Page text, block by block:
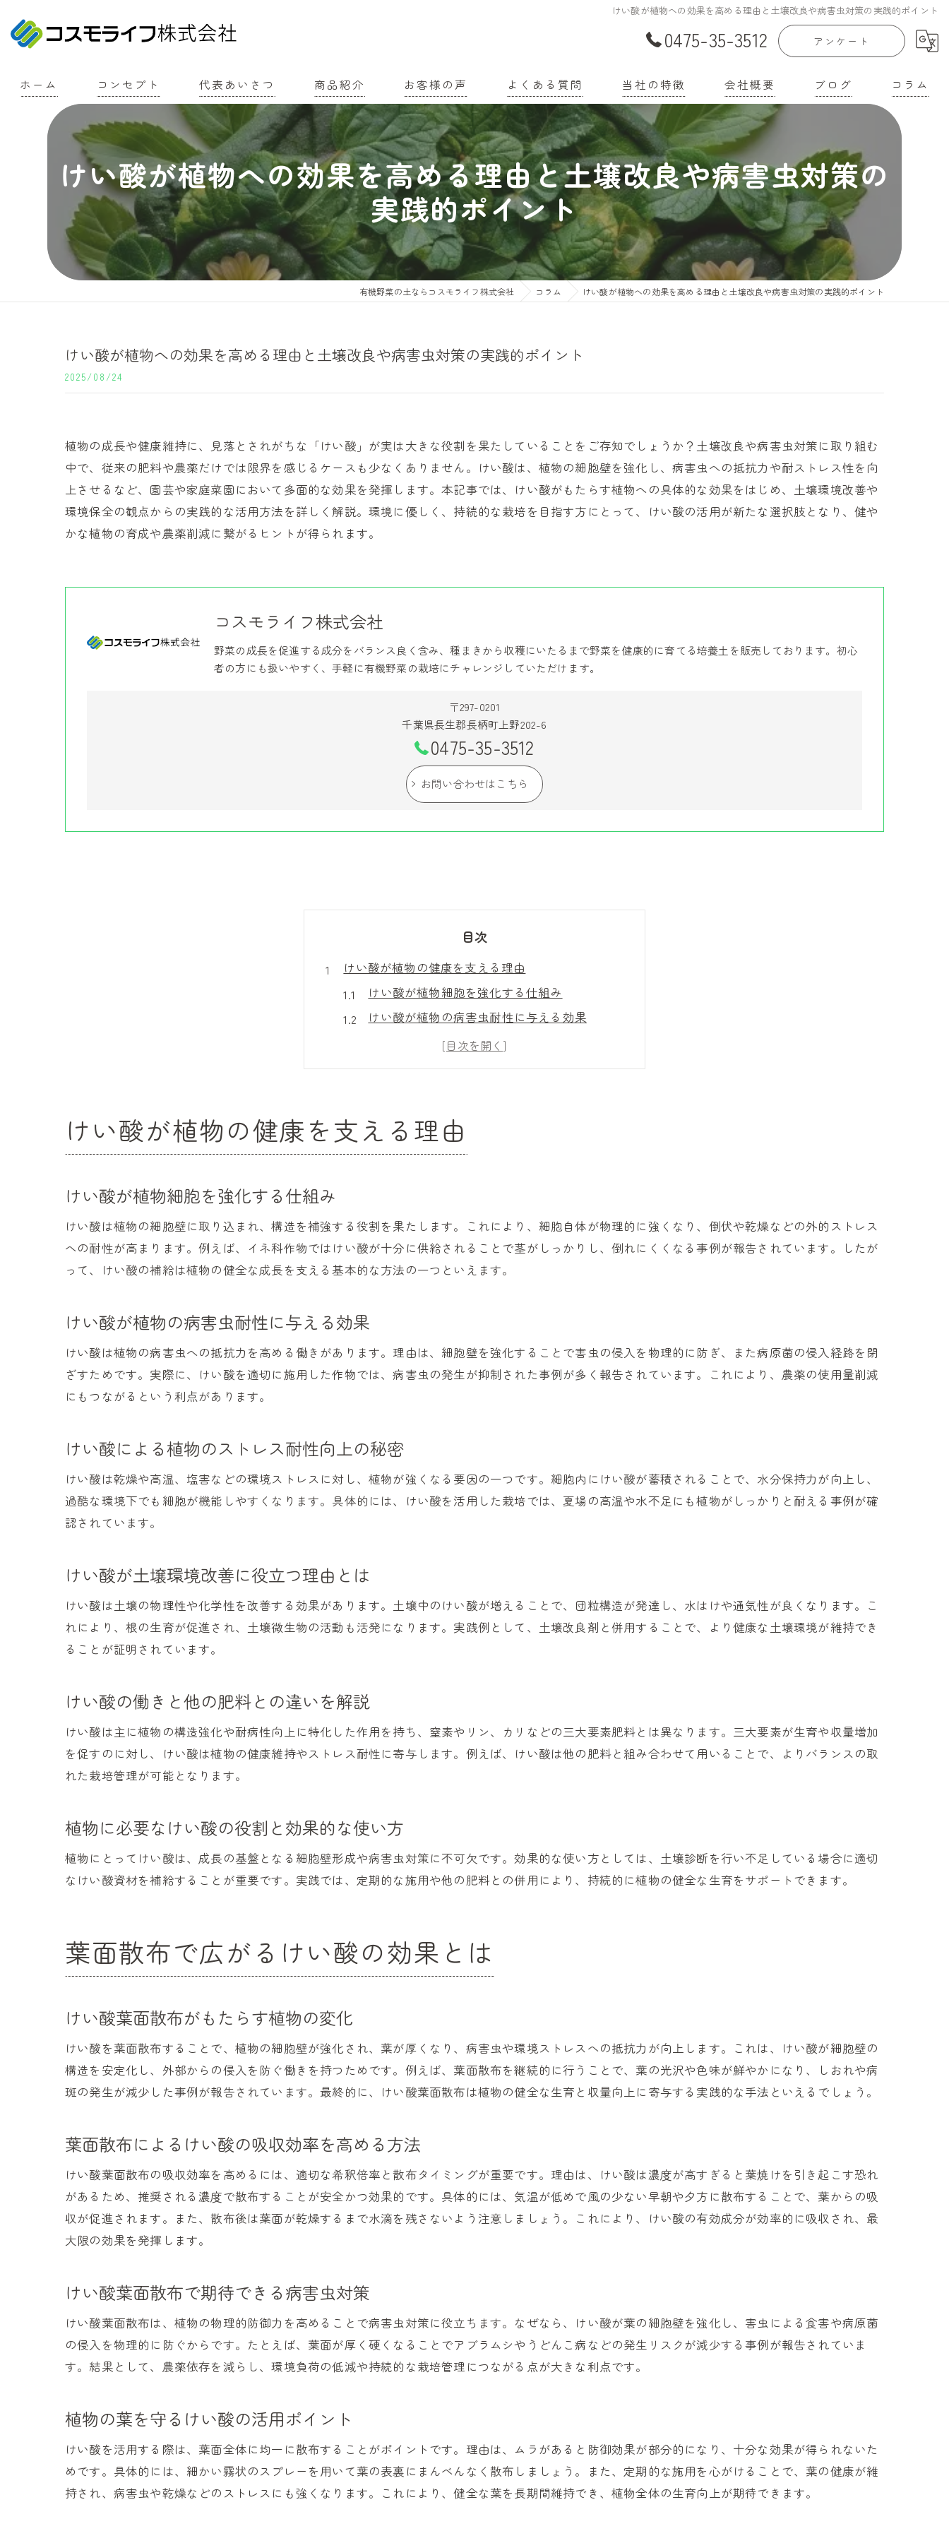
けい酸が植物への効果を高める理由と土壌改良や病害虫対策の実践的ポイント
0475-35-3512 アンケート
ホーム コンセプト 代表あいさつ 商品紹介 お客様の声 よくある質問 当社の特徴
家庭菜園
農家
有機培養土
土壌改良材
有機肥料
会社概要
漫画特集
ブログ コラム
けい酸が植物への効果を高める理由と土壌改良や病害虫対策の
実践的ポイント
有機野菜の土ならコスモライフ株式会社 コラム けい酸が植物への効果を高める理由と土壌改良や病害虫対策の実践的ポイント
けい酸が植物への効果を高める理由と土壌改良や病害虫対策の実践的ポイント
2025/08/24
植物の成長や健康維持に、見落とされがちな「けい酸」が実は大きな役割を果たしていることをご存知でしょうか？土壌改良や病害虫対策に取り組む
中で、従来の肥料や農薬だけでは限界を感じるケースも少なくありません。けい酸は、植物の細胞壁を強化し、病害虫への抵抗力や耐ストレス性を向
上させるなど、園芸や家庭菜園において多面的な効果を発揮します。本記事では、けい酸がもたらす植物への具体的な効果をはじめ、土壌環境改善や
環境保全の観点からの実践的な活用方法を詳しく解説。環境に優しく、持続的な栽培を目指す方にとって、けい酸の活用が新たな選択肢となり、健や
かな植物の育成や農薬削減に繋がるヒントが得られます。
コスモライフ株式会社
野菜の成長を促進する成分をバランス良く含み、種まきから収穫にいたるまで野菜を健康的に育てる培養土を販売しております。初心
者の方にも扱いやすく、手軽に有機野菜の栽培にチャレンジしていただけます。
〒297-0201
千葉県長生郡長柄町上野202-6
0475-35-3512
お問い合わせはこちら
目次
けい酸が植物の健康を支える理由
けい酸が植物細胞を強化する仕組み
けい酸が植物の病害虫耐性に与える効果
けい酸による植物のストレス耐性向上の秘密
けい酸が土壌環境改善に役立つ理由とは
植物に必要なけい酸の役割と効果的な使い方
葉面散布で広がるけい酸の効果とは
植物の葉を守るけい酸の活用ポイント
けい酸葉面散布と従来の肥料の違い
野菜づくりに生きるけい酸の力を解説
けい酸肥料が野菜の品質向上に役立つ理由
けい酸肥料を野菜栽培に活かすコツ
野菜栽培でけい酸を選ぶ際の注意点
環境に優しいけい酸活用法のすすめ
けい酸で実現する環境に配慮した栽培法
けい酸による土壌改善と環境保全の効果
けい酸を使った持続可能な家庭菜園の始め方
環境負荷を減らすけい酸の選び方
有機系けい酸肥料と無機系肥料の違い
けい酸肥料の成分や特徴を徹底解説
野菜に適したけい酸肥料の見分け方
過剰なけい酸がもたらす影響と対策
けい酸の過剰施用が植物に及ぼす影響
過剰なけい酸による土壌バランスの乱れ
けい酸の適切な施用量と調整方法
けい酸過剰を防ぐための日常管理の工夫
けい酸が家庭菜園の生育環境を改善
けい酸を使った家庭菜園の収穫体験談
家庭菜園初心者におすすめのけい酸活用術
持続可能な栽培へ導くけい酸の新常識
けい酸が導く持続可能な農業の未来像
けい酸活用で実現する省資源栽培のポイント
けい酸の新たな役割と今後の展望について
けい酸で目指すこれからの安心栽培
けい酸が植物の健康を支える理由
けい酸が植物細胞を強化する仕組み
けい酸は植物の細胞壁に取り込まれ、構造を補強する役割を果たします。これにより、細胞自体が物理的に強くなり、倒伏や乾燥などの外的ストレス
への耐性が高まります。例えば、イネ科作物ではけい酸が十分に供給されることで茎がしっかりし、倒れにくくなる事例が報告されています。したが
って、けい酸の補給は植物の健全な成長を支える基本的な方法の一つといえます。
けい酸が植物の病害虫耐性に与える効果
けい酸は植物の病害虫への抵抗力を高める働きがあります。理由は、細胞壁を強化することで害虫の侵入を物理的に防ぎ、また病原菌の侵入経路を閉
ざすためです。実際に、けい酸を適切に施用した作物では、病害虫の発生が抑制された事例が多く報告されています。これにより、農薬の使用量削減
にもつながるという利点があります。
けい酸による植物のストレス耐性向上の秘密
けい酸は乾燥や高温、塩害などの環境ストレスに対し、植物が強くなる要因の一つです。細胞内にけい酸が蓄積されることで、水分保持力が向上し、
過酷な環境下でも細胞が機能しやすくなります。具体的には、けい酸を活用した栽培では、夏場の高温や水不足にも植物がしっかりと耐える事例が確
認されています。
けい酸が土壌環境改善に役立つ理由とは
けい酸は土壌の物理性や化学性を改善する効果があります。土壌中のけい酸が増えることで、団粒構造が発達し、水はけや通気性が良くなります。こ
れにより、根の生育が促進され、土壌微生物の活動も活発になります。実践例として、土壌改良剤と併用することで、より健康な土壌環境が維持でき
ることが証明されています。
けい酸の働きと他の肥料との違いを解説
けい酸は主に植物の構造強化や耐病性向上に特化した作用を持ち、窒素やリン、カリなどの三大要素肥料とは異なります。三大要素が生育や収量増加
を促すのに対し、けい酸は植物の健康維持やストレス耐性に寄与します。例えば、けい酸は他の肥料と組み合わせて用いることで、よりバランスの取
れた栽培管理が可能となります。
植物に必要なけい酸の役割と効果的な使い方
植物にとってけい酸は、成長の基盤となる細胞壁形成や病害虫対策に不可欠です。効果的な使い方としては、土壌診断を行い不足している場合に適切
なけい酸資材を補給することが重要です。実践では、定期的な施用や他の肥料との併用により、持続的に植物の健全な生育をサポートできます。
葉面散布で広がるけい酸の効果とは
けい酸葉面散布がもたらす植物の変化
けい酸を葉面散布することで、植物の細胞壁が強化され、葉が厚くなり、病害虫や環境ストレスへの抵抗力が向上します。これは、けい酸が細胞壁の
構造を安定化し、外部からの侵入を防ぐ働きを持つためです。例えば、葉面散布を継続的に行うことで、葉の光沢や色味が鮮やかになり、しおれや病
斑の発生が減少した事例が報告されています。最終的に、けい酸葉面散布は植物の健全な生育と収量向上に寄与する実践的な手法といえるでしょう。
葉面散布によるけい酸の吸収効率を高める方法
けい酸葉面散布の吸収効率を高めるには、適切な希釈倍率と散布タイミングが重要です。理由は、けい酸は濃度が高すぎると葉焼けを引き起こす恐れ
があるため、推奨される濃度で散布することが安全かつ効果的です。具体的には、気温が低めで風の少ない早朝や夕方に散布することで、葉からの吸
収が促進されます。また、散布後は葉面が乾燥するまで水滴を残さないよう注意しましょう。これにより、けい酸の有効成分が効率的に吸収され、最
大限の効果を発揮します。
けい酸葉面散布で期待できる病害虫対策
けい酸葉面散布は、植物の物理的防御力を高めることで病害虫対策に役立ちます。なぜなら、けい酸が葉の細胞壁を強化し、害虫による食害や病原菌
の侵入を物理的に防ぐからです。たとえば、葉面が厚く硬くなることでアブラムシやうどんこ病などの発生リスクが減少する事例が報告されていま
す。結果として、農薬依存を減らし、環境負荷の低減や持続的な栽培管理につながる点が大きな利点です。
植物の葉を守るけい酸の活用ポイント
けい酸を活用する際は、葉面全体に均一に散布することがポイントです。理由は、ムラがあると防御効果が部分的になり、十分な効果が得られないた
めです。具体的には、細かい霧状のスプレーを用いて葉の表裏にまんべんなく散布しましょう。また、定期的な施用を心がけることで、葉の健康が維
持され、病害虫や乾燥などのストレスにも強くなります。これにより、健全な葉を長期間維持でき、植物全体の生育向上が期待できます。